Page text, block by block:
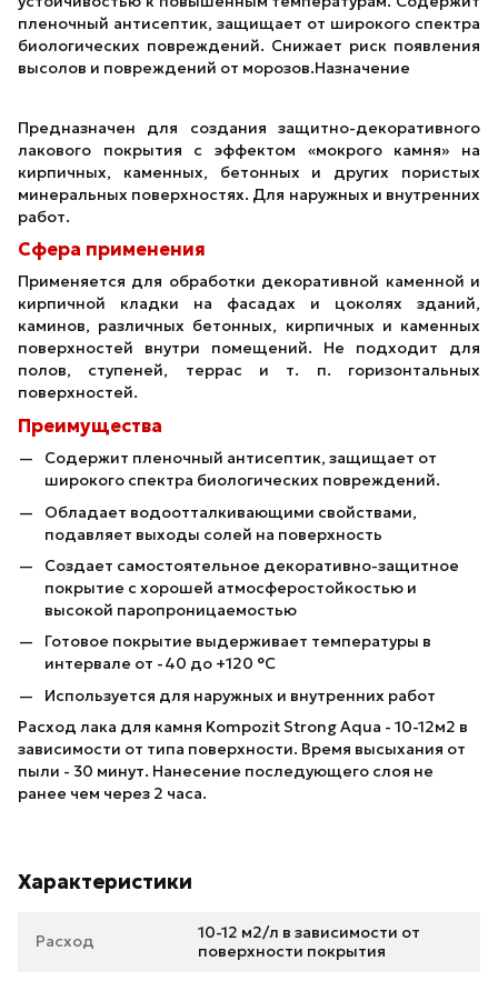
пленочный антисептик, защищает от широкого спектра
биологических повреждений. Снижает риск появления
высолов и повреждений от морозов.Назначение
Предназначен для создания защитно-декоративного
лакового покрытия с эффектом «мокрого камня» на
кирпичных, каменных, бетонных и других пористых
минеральных поверхностях. Для наружных и внутренних
работ.
Сфера применения
Применяется для обработки декоративной каменной и
кирпичной кладки на фасадах и цоколях зданий,
каминов, различных бетонных, кирпичных и каменных
поверхностей внутри помещений. Не подходит для
полов, ступеней, террас и т. п. горизонтальных
поверхностей.
Преимущества
Содержит пленочный антисептик, защищает от
широкого спектра биологических повреждений.
Обладает водоотталкивающими свойствами,
подавляет выходы солей на поверхность
Создает самостоятельное декоративно-защитное
покрытие с хорошей атмосферостойкостью и
высокой паропроницаемостью
Готовое покрытие выдерживает температуры в
интервале от -40 до +120 °С
Используется для наружных и внутренних работ
Расход лака для камня Kompozit Strong Aqua - 10-12м2 в
зависимости от типа поверхности. Время высыхания от
пыли - 30 минут. Нанесение последующего слоя не
ранее чем через 2 часа.
Характеристики
Расход
10-12 м2/л в зависимости от
поверхности покрытия